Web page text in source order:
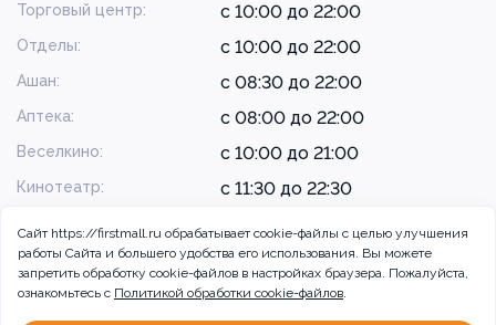
Торговый центр: с 10:00 до 22:00
Отделы: с 10:00 до 22:00
Ашан: с 08:30 до 22:00
Аптека: с 08:00 до 22:00
Веселкино: с 10:00 до 21:00
Кинотеатр: с 11:30 до 22:30
Сайт https://firstmall.ru обрабатывает cookie-файлы с целью улучшения
работы Сайта и большего удобства его использования. Вы можете
запретить обработку сookie-файлов в настройках браузера. Пожалуйста,
ознакомьтесь с Политикой обработки cookie-файлов.